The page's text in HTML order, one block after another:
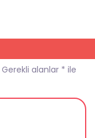
Gerekli alanlar * ile